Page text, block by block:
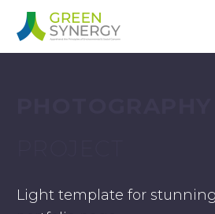
Light template for